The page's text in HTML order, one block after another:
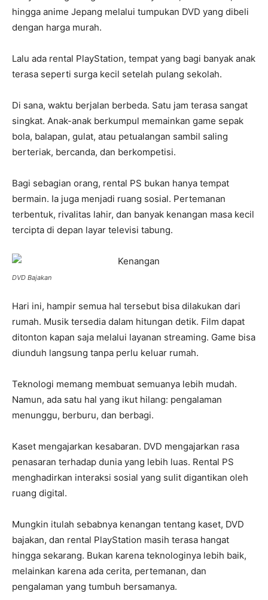
hingga anime Jepang melalui tumpukan DVD yang dibeli
dengan harga murah.
Lalu ada rental PlayStation, tempat yang bagi banyak anak
terasa seperti surga kecil setelah pulang sekolah.
Di sana, waktu berjalan berbeda. Satu jam terasa sangat
singkat. Anak-anak berkumpul memainkan game sepak
bola, balapan, gulat, atau petualangan sambil saling
berteriak, bercanda, dan berkompetisi.
Bagi sebagian orang, rental PS bukan hanya tempat
bermain. Ia juga menjadi ruang sosial. Pertemanan
terbentuk, rivalitas lahir, dan banyak kenangan masa kecil
tercipta di depan layar televisi tabung.
DVD Bajakan
Hari ini, hampir semua hal tersebut bisa dilakukan dari
rumah. Musik tersedia dalam hitungan detik. Film dapat
ditonton kapan saja melalui layanan streaming. Game bisa
diunduh langsung tanpa perlu keluar rumah.
Teknologi memang membuat semuanya lebih mudah.
Namun, ada satu hal yang ikut hilang: pengalaman
menunggu, berburu, dan berbagi.
Kaset mengajarkan kesabaran. DVD mengajarkan rasa
penasaran terhadap dunia yang lebih luas. Rental PS
menghadirkan interaksi sosial yang sulit digantikan oleh
ruang digital.
Mungkin itulah sebabnya kenangan tentang kaset, DVD
bajakan, dan rental PlayStation masih terasa hangat
hingga sekarang. Bukan karena teknologinya lebih baik,
melainkan karena ada cerita, pertemanan, dan
pengalaman yang tumbuh bersamanya.